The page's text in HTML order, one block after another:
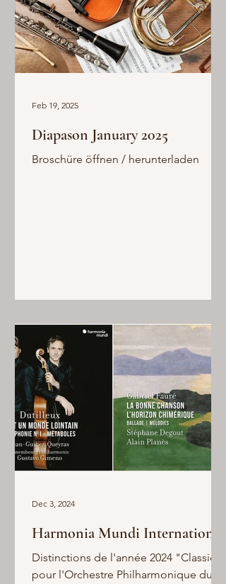
Diapason January 2025
Broschüre öffnen / herunterladen
Feb 19, 2025
Harmonia Mundi International
Distinctions de l'année 2024 "Classica"
pour l'Orchestre Philharmonique du
Dec 3, 2024